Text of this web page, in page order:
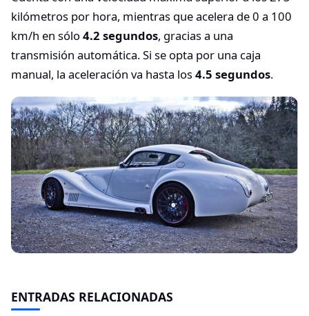
kilómetros por hora, mientras que acelera de 0 a 100
km/h en sólo4.2 segundos, gracias a una
transmisión automática. Si se opta por una caja
manual, la aceleración va hasta los4.5 segundos.
ENTRADAS RELACIONADAS